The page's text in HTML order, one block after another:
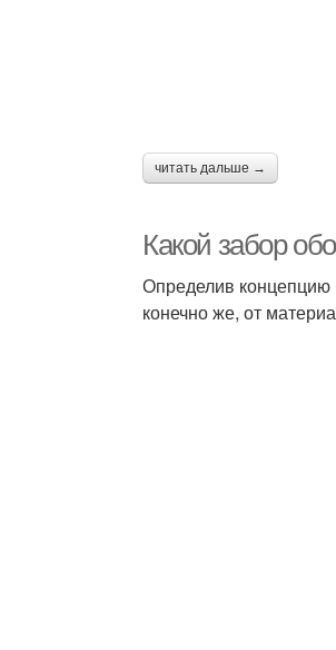
читать дальше →
Какой забор
Определив концепцию
конечно же, от